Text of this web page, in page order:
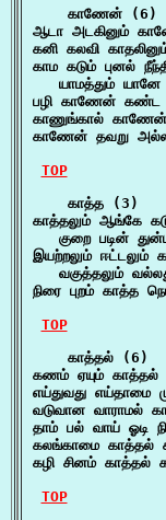
    காணேன் (6)
ஆடா அடகினும்
கனி கலவி
காம கடும் புனல்
யாமத்தும் யானே
பழி காணேன் கண்ட
காணுங்கால்
காணேன் தவறு
TOP
    காத்த (3)
காத்தலும் ஆங்கே
குறை படின்
இயற்றலும் ஈட்டலும்
வகுத்தலும்
நிரை புறம் காத்த
TOP
    காத்தல் (6)
கணம் ஏயும் காத்தல்
எய்துவது எய்தாமை
வடுவான வாராமல்
தாம் பல் வாய் ஓடி
கலங்காமை காத்தல்
கழி சினம் காத்தல்
TOP